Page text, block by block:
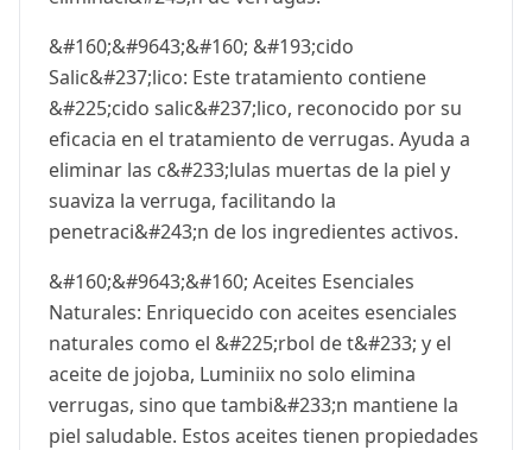
&#160;&#9643;&#160; &#193;cido
Salic&#237;lico: Este tratamiento contiene
&#225;cido salic&#237;lico, reconocido por su
eficacia en el tratamiento de verrugas. Ayuda a
eliminar las c&#233;lulas muertas de la piel y
suaviza la verruga, facilitando la
penetraci&#243;n de los ingredientes activos.
&#160;&#9643;&#160; Aceites Esenciales
Naturales: Enriquecido con aceites esenciales
naturales como el &#225;rbol de t&#233; y el
aceite de jojoba, Luminiix no solo elimina
verrugas, sino que tambi&#233;n mantiene la
piel saludable. Estos aceites tienen propiedades